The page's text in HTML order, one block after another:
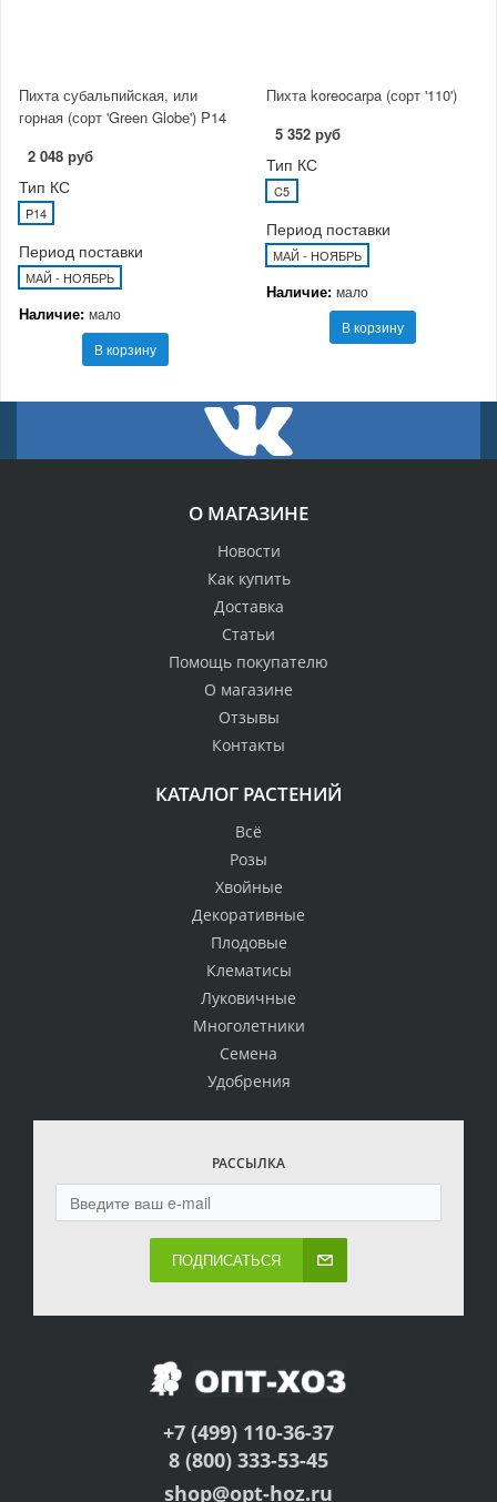
Пихта субальпийская, или
горная (сорт 'Green Globe') P14
2 048 руб
Тип КС
P14
Период поставки
МАЙ - НОЯБРЬ
Наличие: мало
В корзину
Пихта koreocarpa (сорт '110')
5 352 руб
Тип КС
C5
Период поставки
МАЙ - НОЯБРЬ
Наличие: мало
В корзину
О МАГАЗИНЕ
Новости
Как купить
Доставка
Статьи
Помощь покупателю
О магазине
Отзывы
Контакты
КАТАЛОГ РАСТЕНИЙ
Всё
Розы
Хвойные
Декоративные
Плодовые
Клематисы
Луковичные
Многолетники
Семена
Удобрения
РАССЫЛКА
ПОДПИСАТЬСЯ
+7 (499) 110-36-37
8 (800) 333-53-45
shop@opt-hoz.ru